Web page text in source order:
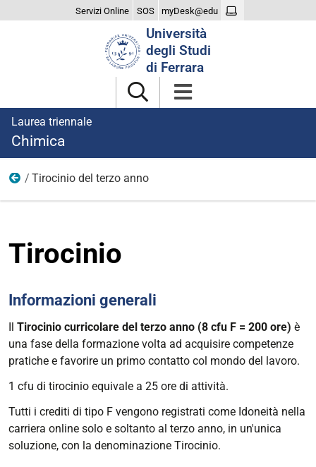
Servizi Online SOS myDesk@edu
Università
degli Studi
di Ferrara
Laurea triennale
Chimica
Didattica
Tirocinio del terzo anno
Tirocinio
Informazioni generali
Il Tirocinio curricolare del terzo anno (8 cfu F = 200 ore) è
una fase della formazione volta ad acquisire competenze
pratiche e favorire un primo contatto col mondo del lavoro.
1 cfu di tirocinio equivale a 25 ore di attività.
Tutti i crediti di tipo F vengono registrati come Idoneità nella
carriera online solo e soltanto al terzo anno, in un'unica
soluzione, con la denominazione Tirocinio.